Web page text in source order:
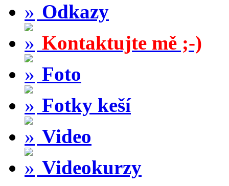
Odkazy
Kontaktujte mě ;-)
Foto
Fotky keší
Video
Videokurzy